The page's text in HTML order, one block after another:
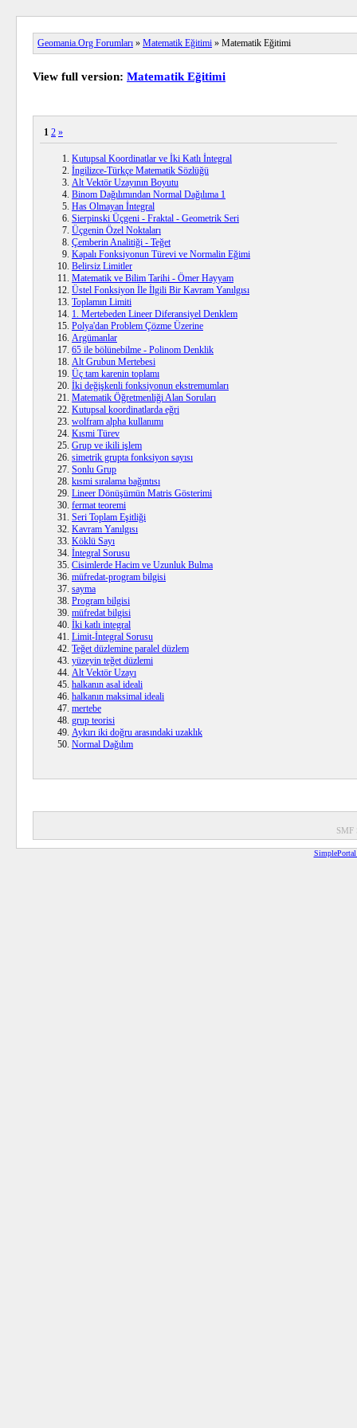
Geomania.Org Forumları » Matematik Eğitimi » Matematik Eğitimi
View full version: Matematik Eğitimi
1 2 »
Kutupsal Koordinatlar ve İki Katlı İntegral
İngilizce-Türkçe Matematik Sözlüğü
Alt Vektör Uzayının Boyutu
Binom Dağılımından Normal Dağılıma 1
Has Olmayan İntegral
Sierpinski Üçgeni - Fraktal - Geometrik Seri
Üçgenin Özel Noktaları
Çemberin Analitiği - Teğet
Kapalı Fonksiyonun Türevi ve Normalin Eğimi
Belirsiz Limitler
Matematik ve Bilim Tarihi - Ömer Hayyam
Üstel Fonksiyon İle İlgili Bir Kavram Yanılgısı
Toplamın Limiti
1. Mertebeden Lineer Diferansiyel Denklem
Polya'dan Problem Çözme Üzerine
Argümanlar
65 ile bölünebilme - Polinom Denklik
Alt Grubun Mertebesi
Üç tam karenin toplamı
İki değişkenli fonksiyonun ekstremumları
Matematik Öğretmenliği Alan Soruları
Kutupsal koordinatlarda eğri
wolfram alpha kullanımı
Kısmi Türev
Grup ve ikili işlem
simetrik grupta fonksiyon sayısı
Sonlu Grup
kısmi sıralama bağıntısı
Lineer Dönüşümün Matris Gösterimi
fermat teoremi
Seri Toplam Eşitliği
Kavram Yanılgısı
Köklü Sayı
İntegral Sorusu
Cisimlerde Hacim ve Uzunluk Bulma
müfredat-program bilgisi
sayma
Program bilgisi
müfredat bilgisi
İki katlı integral
Limit-İntegral Sorusu
Teğet düzlemine paralel düzlem
yüzeyin teğet düzlemi
Alt Vektör Uzayı
halkanın asal ideali
halkanın maksimal ideali
mertebe
grup teorisi
Aykırı iki doğru arasındaki uzaklık
Normal Dağılım
SMF